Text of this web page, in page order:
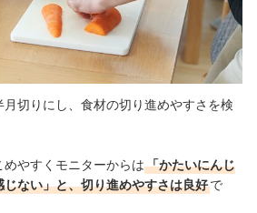
切りにし、食材の切り進めやすさを検
やすくモニターからは「かたいにんじ
ない」と、切り進めやすさは良好で